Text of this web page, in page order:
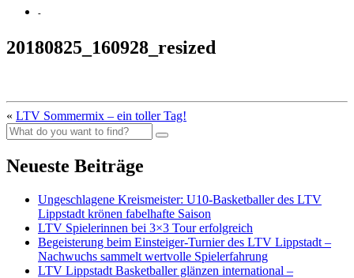
-
20180825_160928_resized
« LTV Sommermix – ein toller Tag!
Neueste Beiträge
Ungeschlagene Kreismeister: U10-Basketballer des LTV
Lippstadt krönen fabelhafte Saison
LTV Spielerinnen bei 3×3 Tour erfolgreich
Begeisterung beim Einsteiger-Turnier des LTV Lippstadt –
Nachwuchs sammelt wertvolle Spielerfahrung
LTV Lippstadt Basketballer glänzen international –